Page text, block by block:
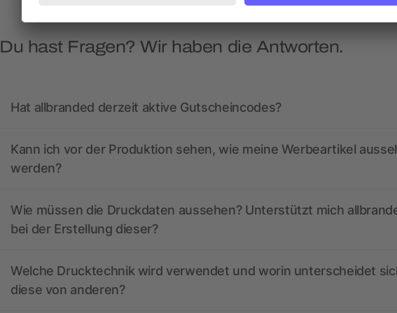
Du hast Fragen? Wir haben die Antworten.
Hat allbranded derzeit aktive Gutscheincodes?
Kann ich vor der Produktion sehen, wie meine Werbeartikel
werden?
Wie müssen die Druckdaten aussehen? Unterstützt mich
bei der Erstellung dieser?
Welche Drucktechnik wird verwendet und worin unterscheidet
diese von anderen?